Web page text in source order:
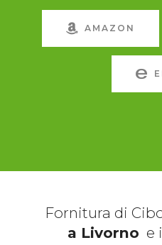
AMAZON
Fornitura di
a Livorno e